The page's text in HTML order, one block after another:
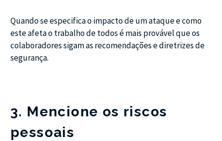
Quando se especifica o impacto de um ataque e como
este afeta o trabalho de todos é mais provável que os
colaboradores sigam as recomendações e diretrizes de
segurança.
3. Mencione os riscos
pessoais